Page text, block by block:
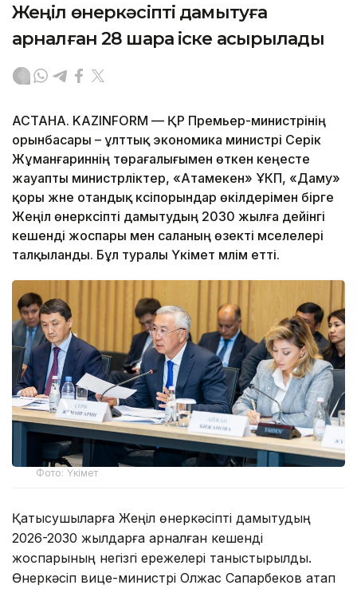
Жеңіл өнеркәсіпті дамытуға
арналған 28 шара іске асырылады
АСТАНА. KAZINFORM — ҚР Премьер-министрінің
орынбасары – ұлттық экономика министрі Серік
Жұманғариннің төрағалығымен өткен кеңесте
жауапты министрліктер, «Атамекен» ҰКП, «Даму»
қоры және отандық кәсіпорындар өкілдерімен бірге
Жеңіл өнеркәсіпті дамытудың 2030 жылға дейінгі
кешенді жоспары мен саланың өзекті мәселелері
талқыланды. Бұл туралы Үкімет мәлім етті.
Фото: Үкімет
Қатысушыларға Жеңіл өнеркәсіпті дамытудың
2026-2030 жылдарға арналған кешенді
жоспарының негізгі ережелері таныстырылды.
Өнеркәсіп вице-министрі Олжас Сапарбеков атап